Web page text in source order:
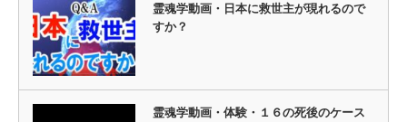
霊魂学動画・日本に救世主が現れるので
すか？
霊魂学動画・体験・１６の死後のケース